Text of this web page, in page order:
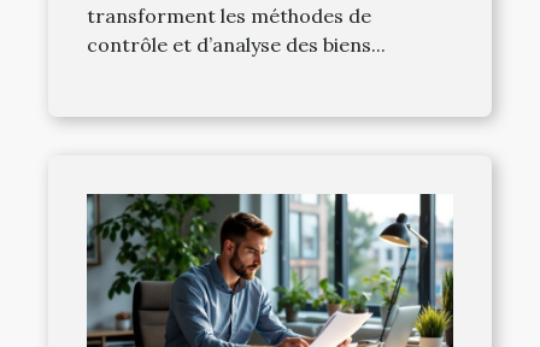
transforment les méthodes de
contrôle et d’analyse des biens...